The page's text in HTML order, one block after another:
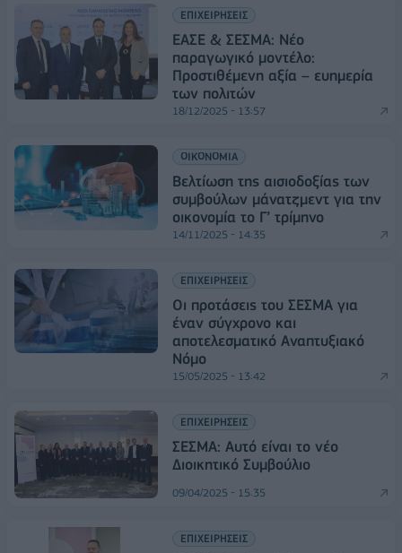
ΕΠΙΧΕΙΡΗΣΕΙΣ
ΕΑΣΕ & ΣΕΣΜΑ: Νέο
παραγωγικό μοντέλο:
Προστιθέμενη αξία – ευημερία
των πολιτών
18/12/2025 - 13:57
ΟΙΚΟΝΟΜΙΑ
Βελτίωση της αισιοδοξίας των
συμβούλων μάνατζμεντ για την
οικονομία το Γ’ τρίμηνο
14/11/2025 - 14:35
ΕΠΙΧΕΙΡΗΣΕΙΣ
Οι προτάσεις του ΣΕΣΜΑ για
έναν σύγχρονο και
αποτελεσματικό Αναπτυξιακό
Νόμο
15/05/2025 - 13:42
ΕΠΙΧΕΙΡΗΣΕΙΣ
ΣΕΣΜΑ: Αυτό είναι το νέο
Διοικητικό Συμβούλιο
09/04/2025 - 15:35
ΕΠΙΧΕΙΡΗΣΕΙΣ